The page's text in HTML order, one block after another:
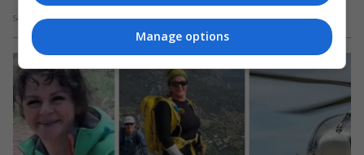
Scris de Daniela Stoica- sâmbătă, 9 mai 2026
Manage options